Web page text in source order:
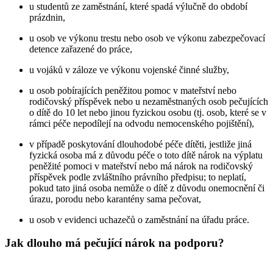
u studentů ze zaměstnání, které spadá výlučně do období
prázdnin,
u osob ve výkonu trestu nebo osob ve výkonu zabezpečovací
detence zařazené do práce,
u vojáků v záloze ve výkonu vojenské činné služby,
u osob pobírajících peněžitou pomoc v mateřství nebo
rodičovský příspěvek nebo u nezaměstnaných osob pečujících
o dítě do 10 let nebo jinou fyzickou osobu (tj. osob, které se v
rámci péče nepodílejí na odvodu nemocenského pojištění),
v případě poskytování dlouhodobé péče dítěti, jestliže jiná
fyzická osoba má z důvodu péče o toto dítě nárok na výplatu
peněžité pomoci v mateřství nebo má nárok na rodičovský
příspěvek podle zvláštního právního předpisu; to neplatí,
pokud tato jiná osoba nemůže o dítě z důvodu onemocnění či
úrazu, porodu nebo karantény sama pečovat,
u osob v evidenci uchazečů o zaměstnání na úřadu práce.
Jak dlouho má pečující nárok na podporu?